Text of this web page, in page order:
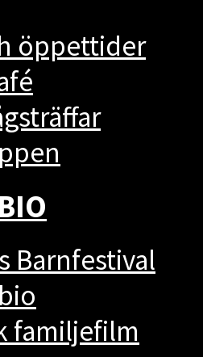
öppettider
Barnfestival
familjefilm